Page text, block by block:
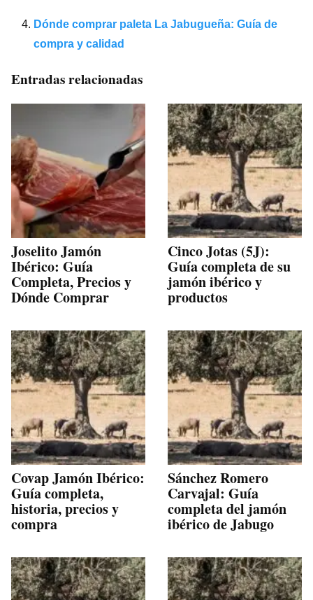
Dónde comprar paleta La Jabugueña: Guía de
compra y calidad
Entradas relacionadas
Joselito Jamón
Ibérico: Guía
Completa, Precios y
Dónde Comprar
Cinco Jotas (5J):
Guía completa de su
jamón ibérico y
productos
Covap Jamón Ibérico:
Guía completa,
historia, precios y
compra
Sánchez Romero
Carvajal: Guía
completa del jamón
ibérico de Jabugo